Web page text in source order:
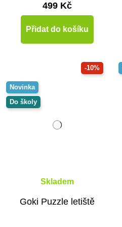
499 Kč
Přidat do košíku
-10%
Novinka
Do školy
Skladem
Goki Puzzle letiště